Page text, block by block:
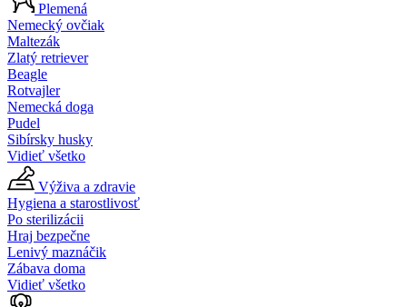
Plemená
Nemecký ovčiak
Maltezák
Zlatý retriever
Beagle
Rotvajler
Nemecká doga
Pudel
Sibírsky husky
Vidieť všetko
Výživa a zdravie
Hygiena a starostlivosť
Po sterilizácii
Hraj bezpečne
Lenivý maznáčik
Zábava doma
Vidieť všetko